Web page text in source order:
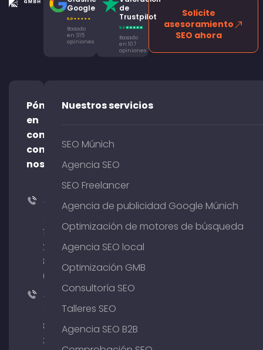
Google
Basado
en 315
opiniones
de
Trustpilot
Basado
en 107
opiniones
Solicite
asesoramiento
SEO ahora
Póngase
en
contacto
con
nosotros
+49
176
204
801
64
+49
89
380
Nuestros servicios
SEO Múnich
Agencia SEO
SEO Freelancer
Agencia de publicidad Google Múnich
Optimización de motores de búsqueda
Agencia SEO local
Optimización GMB
Consultoría SEO
Talleres SEO
Agencia SEO B2B